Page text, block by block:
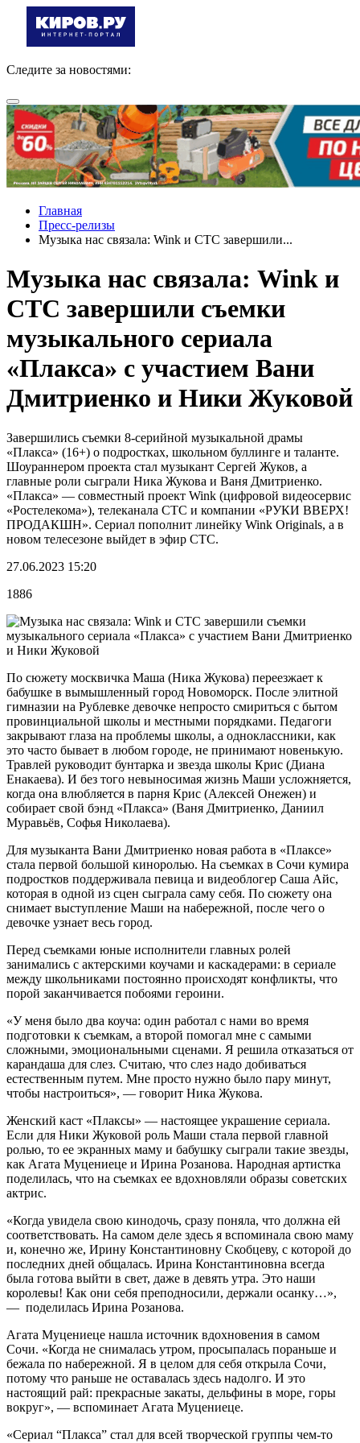
Следите за новостями:
Главная
Пресс-релизы
Музыка нас связала: Wink и СТС завершили...
Музыка нас связала: Wink и
СТС завершили съемки
музыкального сериала
«Плакса» с участием Вани
Дмитриенко и Ники Жуковой
Завершились съемки 8-серийной музыкальной драмы
«Плакса» (16+) о подростках, школьном буллинге и таланте.
Шоураннером проекта стал музыкант Сергей Жуков, а
главные роли сыграли Ника Жукова и Ваня Дмитриенко.
«Плакса» — совместный проект Wink (цифровой видеосервис
«Ростелекома»), телеканала СТС и компании «РУКИ ВВЕРХ!
ПРОДАКШН». Сериал пополнит линейку Wink Originals, а в
новом телесезоне выйдет в эфир СТС.
27.06.2023 15:20
1886
По сюжету москвичка Маша (Ника Жукова) переезжает к
бабушке в вымышленный город Новоморск. После элитной
гимназии на Рублевке девочке непросто смириться с бытом
провинциальной школы и местными порядками. Педагоги
закрывают глаза на проблемы школы, а одноклассники, как
это часто бывает в любом городе, не принимают новенькую.
Травлей руководит бунтарка и звезда школы Крис (Диана
Енакаева). И без того невыносимая жизнь Маши усложняется,
когда она влюбляется в парня Крис (Алексей Онежен) и
собирает свой бэнд «Плакса» (Ваня Дмитриенко, Даниил
Муравьёв, Софья Николаева).
Для музыканта Вани Дмитриенко новая работа в «Плаксе»
стала первой большой киноролью. На съемках в Сочи кумира
подростков поддерживала певица и видеоблогер Саша Айс,
которая в одной из сцен сыграла саму себя. По сюжету она
снимает выступление Маши на набережной, после чего о
девочке узнает весь город.
Перед съемками юные исполнители главных ролей
занимались с актерскими коучами и каскадерами: в сериале
между школьниками постоянно происходят конфликты, что
порой заканчивается побоями героини.
«У меня было два коуча: один работал с нами во время
подготовки к съемкам, а второй помогал мне с самыми
сложными, эмоциональными сценами. Я решила отказаться от
карандаша для слез. Считаю, что слез надо добиваться
естественным путем. Мне просто нужно было пару минут,
чтобы настроиться», — говорит Ника Жукова.
Женский каст «Плаксы» — настоящее украшение сериала.
Если для Ники Жуковой роль Маши стала первой главной
ролью, то ее экранных маму и бабушку сыграли такие звезды,
как Агата Муцениеце и Ирина Розанова. Народная артистка
поделилась, что на съемках ее вдохновляли образы советских
актрис.
«Когда увидела свою кинодочь, сразу поняла, что должна ей
соответствовать. На самом деле здесь я вспоминала свою маму
и, конечно же, Ирину Константиновну Скобцеву, с которой до
последних дней общалась. Ирина Константиновна всегда
была готова выйти в свет, даже в девять утра. Это наши
королевы! Как они себя преподносили, держали осанку…»,
— поделилась Ирина Розанова.
Агата Муцениеце нашла источник вдохновения в самом
Сочи. «Когда не снималась утром, просыпалась пораньше и
бежала по набережной. Я в целом для себя открыла Сочи,
потому что раньше не оставалась здесь надолго. И это
настоящий рай: прекрасные закаты, дельфины в море, горы
вокруг», — вспоминает Агата Муцениеце.
«Сериал “Плакса” стал для всей творческой группы чем-то